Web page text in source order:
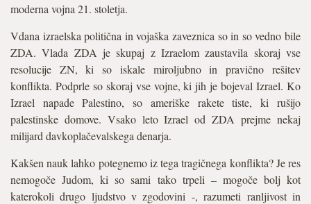
moderna vojna 21. stoletja.
Vdana izraelska politična in vojaška zaveznica so in so vedno bile
ZDA. Vlada ZDA je skupaj z Izraelom zaustavila skoraj vse
resolucije ZN, ki so iskale miroljubno in pravično rešitev
konflikta. Podprle so skoraj vse vojne, ki jih je bojeval Izrael. Ko
Izrael napade Palestino, so ameriške rakete tiste, ki rušijo
palestinske domove. Vsako leto Izrael od ZDA prejme nekaj
milijard davkoplačevalskega denarja.
Kakšen nauk lahko potegnemo iz tega tragičnega konflikta? Je res
nemogoče Judom, ki so sami tako trpeli – mogoče bolj kot
katerokoli drugo ljudstvo v zgodovini -, razumeti ranljivost in